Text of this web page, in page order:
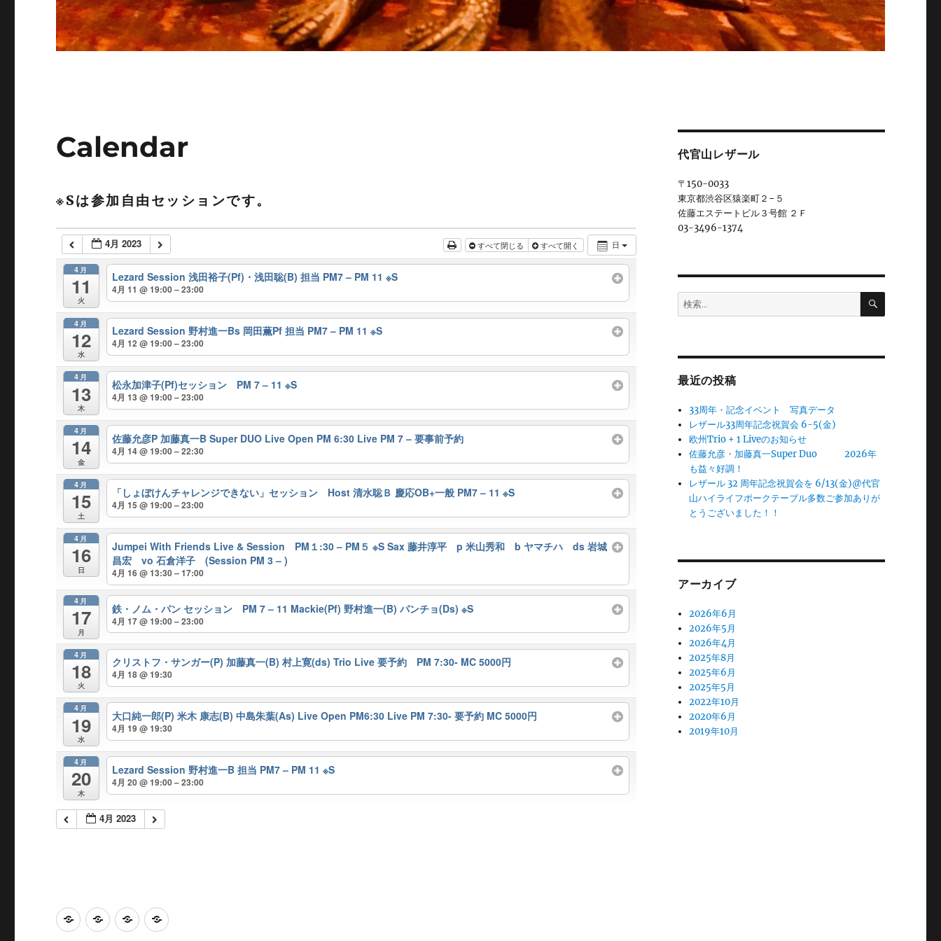
Calendar
※Sは参加自由セッションです。
日
4月 2023 すべて閉じる すべて開く
4月
11
火
Lezard Session 浅田裕子(Pf)・浅田聡(B) 担当 PM7 – PM 11 ※S
4月 11 @ 19:00 – 23:00
4月
12
水
Lezard Session 野村進一Bs 岡田薫Pf 担当 PM7 – PM 11 ※S
4月 12 @ 19:00 – 23:00
4月
13
木
松永加津子(Pf)セッション PM 7 – 11 ※S
4月 13 @ 19:00 – 23:00
4月
14
金
佐藤允彦P 加藤真一B Super DUO Live Open PM 6:30 Live PM 7 – 要事前予約
4月 14 @ 19:00 – 22:30
4月
15
土
「しょぼけんチャレンジできない」セッション Host 清水聡Ｂ 慶応OB+一般 PM7 – 11 ※S
4月 15 @ 19:00 – 23:00
4月
16
日
Jumpei With Friends Live & Session PM１:30 – PM５ ※S Sax 藤井淳平 p 米山秀和 b ヤマチハ ds 岩城
昌宏 vo 石倉洋子 (Session PM 3 – )
4月 16 @ 13:30 – 17:00
4月
17
月
鉄・ノム・パン セッション PM 7 – 11 Mackie(Pf) 野村進一(B) パンチョ(Ds) ※S
4月 17 @ 19:00 – 23:00
4月
18
火
クリストフ・サンガー(P) 加藤真一(B) 村上寛(ds) Trio Live 要予約 PM 7:30- MC 5000円
4月 18 @ 19:30
4月
19
水
大口純一郎(P) 米木 康志(B) 中島朱葉(As) Live Open PM6:30 Live PM 7:30- 要予約 MC 5000円
4月 19 @ 19:30
4月
20
木
Lezard Session 野村進一B 担当 PM7 – PM 11 ※S
4月 20 @ 19:00 – 23:00
4月 2023
代官山レザール
〒150-0033
東京都渋谷区猿楽町２−５
佐藤エステートビル３号館 ２Ｆ
03-3496-1374
検
索:
検
最近の投稿
33周年・記念イベント 写真データ
レザール33周年記念祝賀会 6-5(金)
欧州Trio + 1 Liveのお知らせ
佐藤允彦・加藤真一Super Duo 2026年
も益々好調！
レザール 32 周年記念祝賀会を 6/13(金)@代官
山ハイライフポークテーブル多数ご参加ありが
とうございました！！
アーカイブ
2026年6月
2026年5月
2026年4月
2025年8月
2025年6月
2025年5月
2022年10月
2020年6月
2019年10月
HomeCalendar
Access感